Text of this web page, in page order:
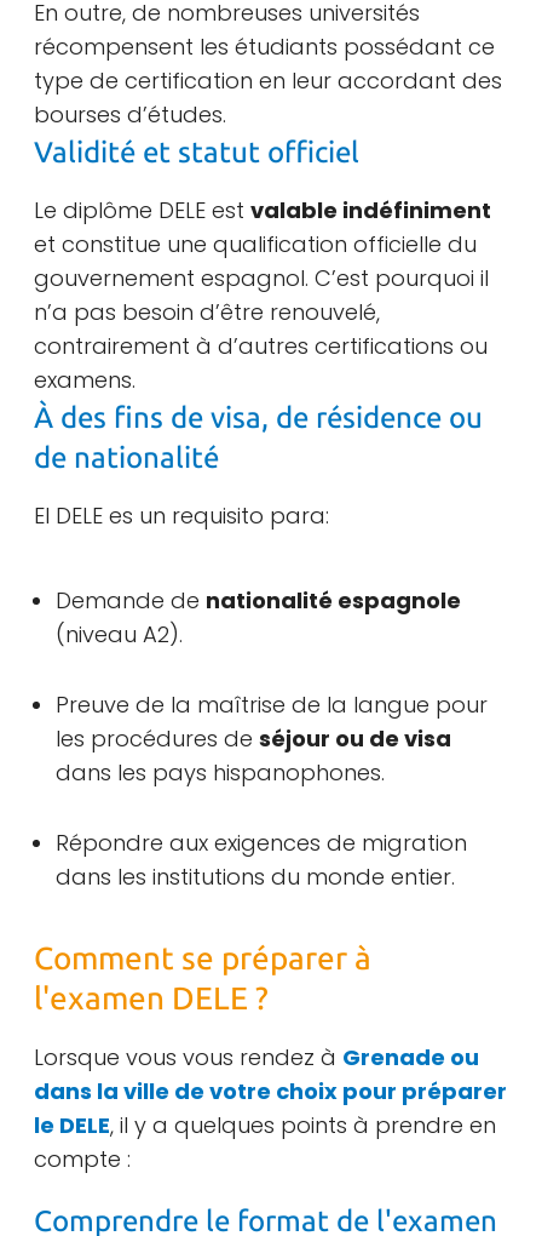
En outre, de nombreuses universités
récompensent les étudiants possédant ce
type de certification en leur accordant des
bourses d’études.
Validité et statut officiel
Le diplôme DELE est valable indéfiniment
et constitue une qualification officielle du
gouvernement espagnol. C’est pourquoi il
n’a pas besoin d’être renouvelé,
contrairement à d’autres certifications ou
examens.
À des fins de visa, de résidence ou
de nationalité
El DELE es un requisito para:
Demande de nationalité espagnole
(niveau A2).
Preuve de la maîtrise de la langue pour
les procédures de séjour ou de visa
dans les pays hispanophones.
Répondre aux exigences de migration
dans les institutions du monde entier.
Comment se préparer à
l'examen DELE ?
Lorsque vous vous rendez à Grenade ou
dans la ville de votre choix pour préparer
le DELE, il y a quelques points à prendre en
compte :
Comprendre le format de l'examen